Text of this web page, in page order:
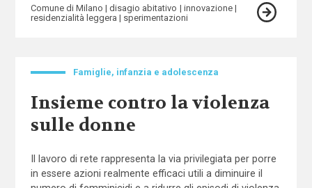
Comune di Milano disagio abitativo
innovazione
residenzialità leggera
sperimentazioni
Famiglie, infanzia e adolescenza
Insieme contro la violenza
sulle donne
Il lavoro di rete rappresenta la via privilegiata per porre
in essere azioni realmente efficaci utili a diminuire il